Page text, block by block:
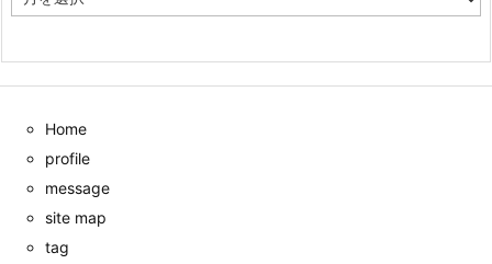
ー
Home
profile
message
site map
tag